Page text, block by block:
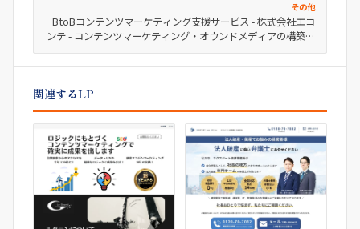
その他
BtoBコンテンツマーケティング支援サービス - 株式会社エコ
ンテ - コンテンツマーケティング・オウンドメディアの構築運
用
関連するLP